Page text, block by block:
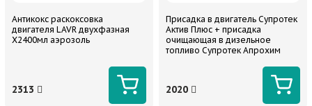
Антикокс раскоксовка
двигателя LAVR двухфазная
Х2400мл аэрозоль
2313
Присадка в двигатель Супротек
Актив Плюс + присадка
очищающая в дизельное
топливо Супротек Апрохим
2020